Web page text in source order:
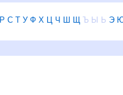
Р С Т У Ф Х Ц Ч Ш Щ Ъ Ы Ь Э